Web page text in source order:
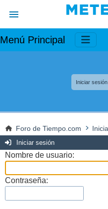
Menú Principal
Iniciar sesión
Foro de Tiempo.com
Iniciar sesión
Nombre de usuario:
Contraseña: